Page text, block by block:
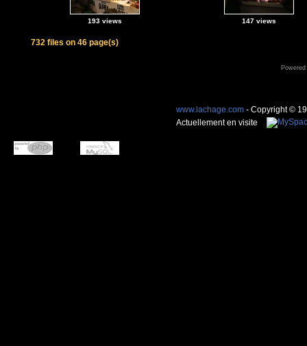
193 views 147 views
732 files on 46 page(s)
www.lachage.com - Copyright ©
Actuellement en visite